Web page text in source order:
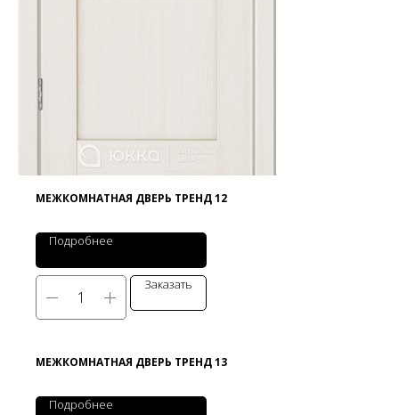
МЕЖКОМНАТНАЯ ДВЕРЬ ТРЕНД 12
Подробнее
Заказать
МЕЖКОМНАТНАЯ ДВЕРЬ ТРЕНД 13
Подробнее